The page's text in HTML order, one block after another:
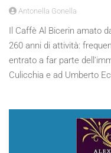
Antonella Gonella
Il Caffè Al Bicerin amato
260 anni di attività:
entrato a far parte
Culicchia e ad Umberto